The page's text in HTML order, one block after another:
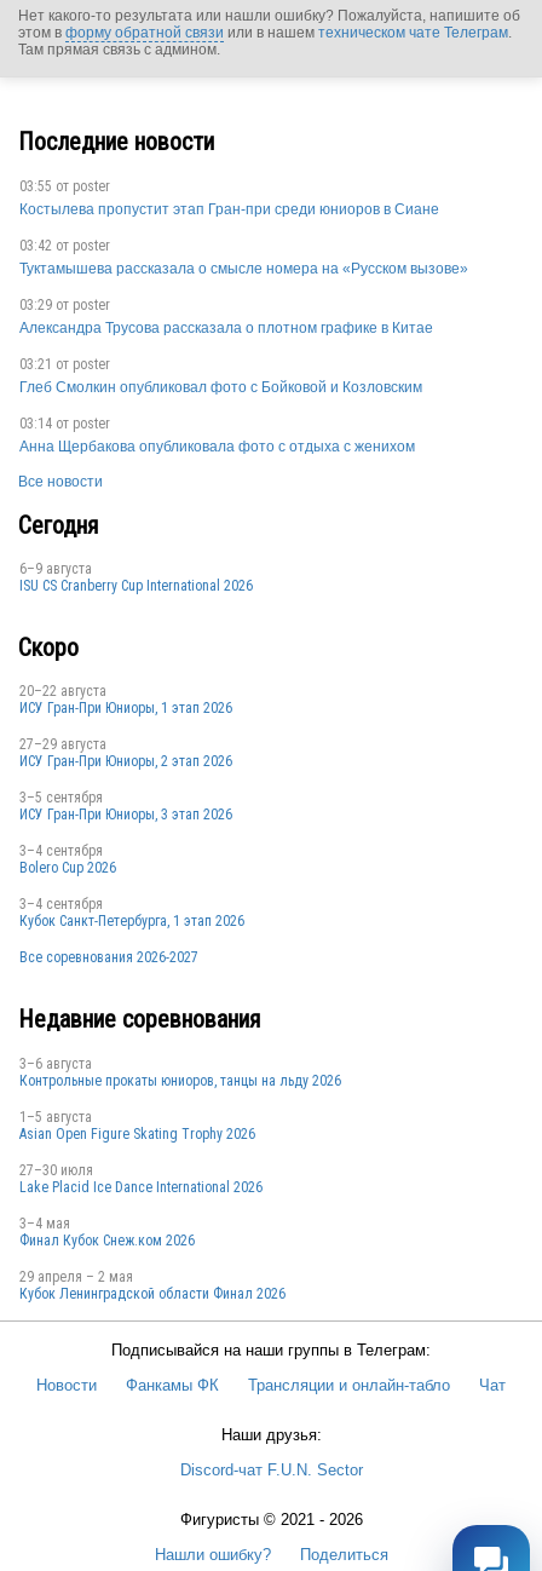
RUS
RUS
RUS
RUS
RUS
RUS
RUS
RUS
RUS
Нет какого-то результата или нашли ошибку? Пожалуйста, напишите об
этом в форму обратной связи или в нашем техническом чате Телеграм.
Там прямая связь с админом.
Последние новости
03:55 от poster
Костылева пропустит этап Гран-при среди юниоров в Сиане
03:42 от poster
Туктамышева рассказала о смысле номера на «Русском вызове»
03:29 от poster
Александра Трусова рассказала о плотном графике в Китае
03:21 от poster
Глеб Смолкин опубликовал фото с Бойковой и Козловским
03:14 от poster
Анна Щербакова опубликовала фото с отдыха с женихом
Все новости
Сегодня
6–9 августа
ISU CS Cranberry Cup International 2026
Скоро
20–22 августа
ИСУ Гран-При Юниоры, 1 этап 2026
27–29 августа
ИСУ Гран-При Юниоры, 2 этап 2026
3–5 сентября
ИСУ Гран-При Юниоры, 3 этап 2026
3–4 сентября
Bolero Cup 2026
3–4 сентября
Кубок Санкт-Петербурга, 1 этап 2026
Все соревнования 2026-2027
Недавние соревнования
3–6 августа
Контрольные прокаты юниоров, танцы на льду 2026
1–5 августа
Asian Open Figure Skating Trophy 2026
27–30 июля
Lake Placid Ice Dance International 2026
3–4 мая
Финал Кубок Снеж.ком 2026
29 апреля – 2 мая
Кубок Ленинградской области Финал 2026
Подписывайся на наши группы в Телеграм:
Новости
Фанкамы ФК Трансляции и онлайн-табло Чат
Наши друзья:
Discord-чат F.U.N. Sector
Фигуристы © 2021 - 2026
Нашли ошибку?
Поделиться